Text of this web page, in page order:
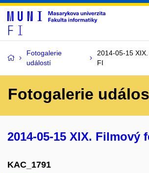
Fotogalerie
událostí
2014-05-15
FI
Fotogalerie
2014-05-15 XIX. Filmový
KAC_1791